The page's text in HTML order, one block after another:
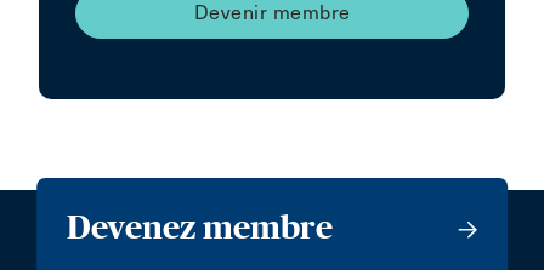
Devenir membre
Devenez membre